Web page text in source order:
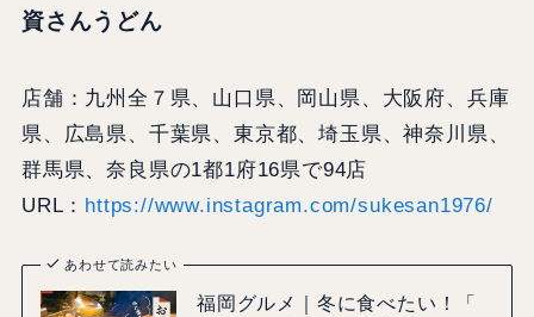
資さんうどん
店舗：九州全７県、山口県、岡山県、大阪府、兵庫
県、広島県、千葉県、東京都、埼玉県、神奈川県、
群馬県、奈良県の1都1府16県で94店
URL： https://www.instagram.com/sukesan1976/
あわせて読みたい
福岡グルメ｜冬に食べたい！「